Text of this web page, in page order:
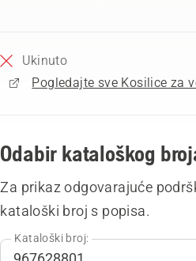
Ukinuto
Odabir kataloškog
Za prikaz odgovarajuće
kataloški broj s popisa.
Kataloški broj: